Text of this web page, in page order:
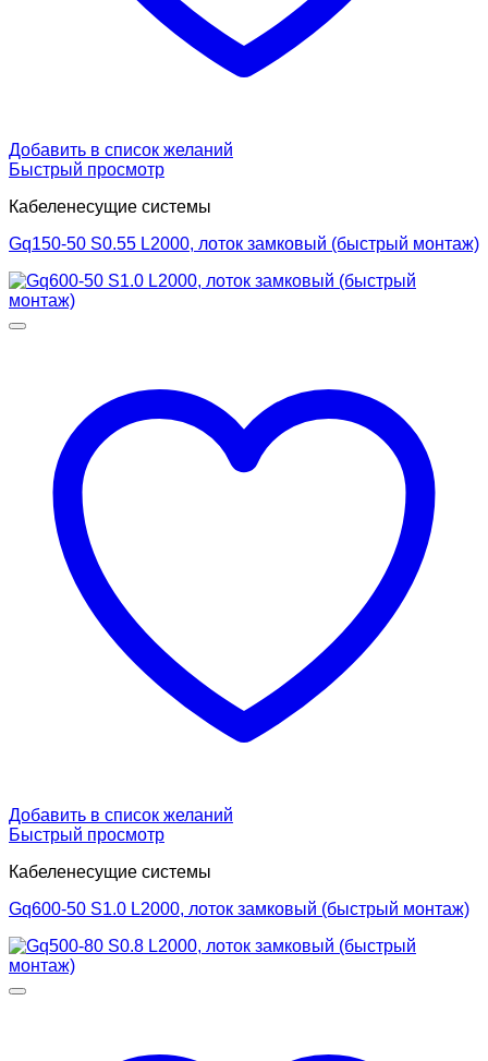
Добавить в список желаний
Быстрый просмотр
Кабеленесущие системы
Gq150-50 S0.55 L2000, лоток замковый (быстрый монтаж)
Добавить в список желаний
Быстрый просмотр
Кабеленесущие системы
Gq600-50 S1.0 L2000, лоток замковый (быстрый монтаж)